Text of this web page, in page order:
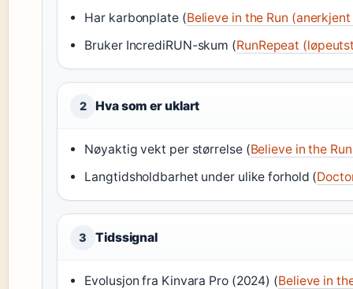
Har karbonplate (Believe in the Run
Bruker IncrediRUN-skum (RunRepeat
2 Hva som er uklart
Nøyaktig vekt per størrelse (Believe in the
Langtidsholdbarhet under ulike forhold (
3 Tidssignal
Evolusjon fra Kinvara Pro (2024) (Believe in